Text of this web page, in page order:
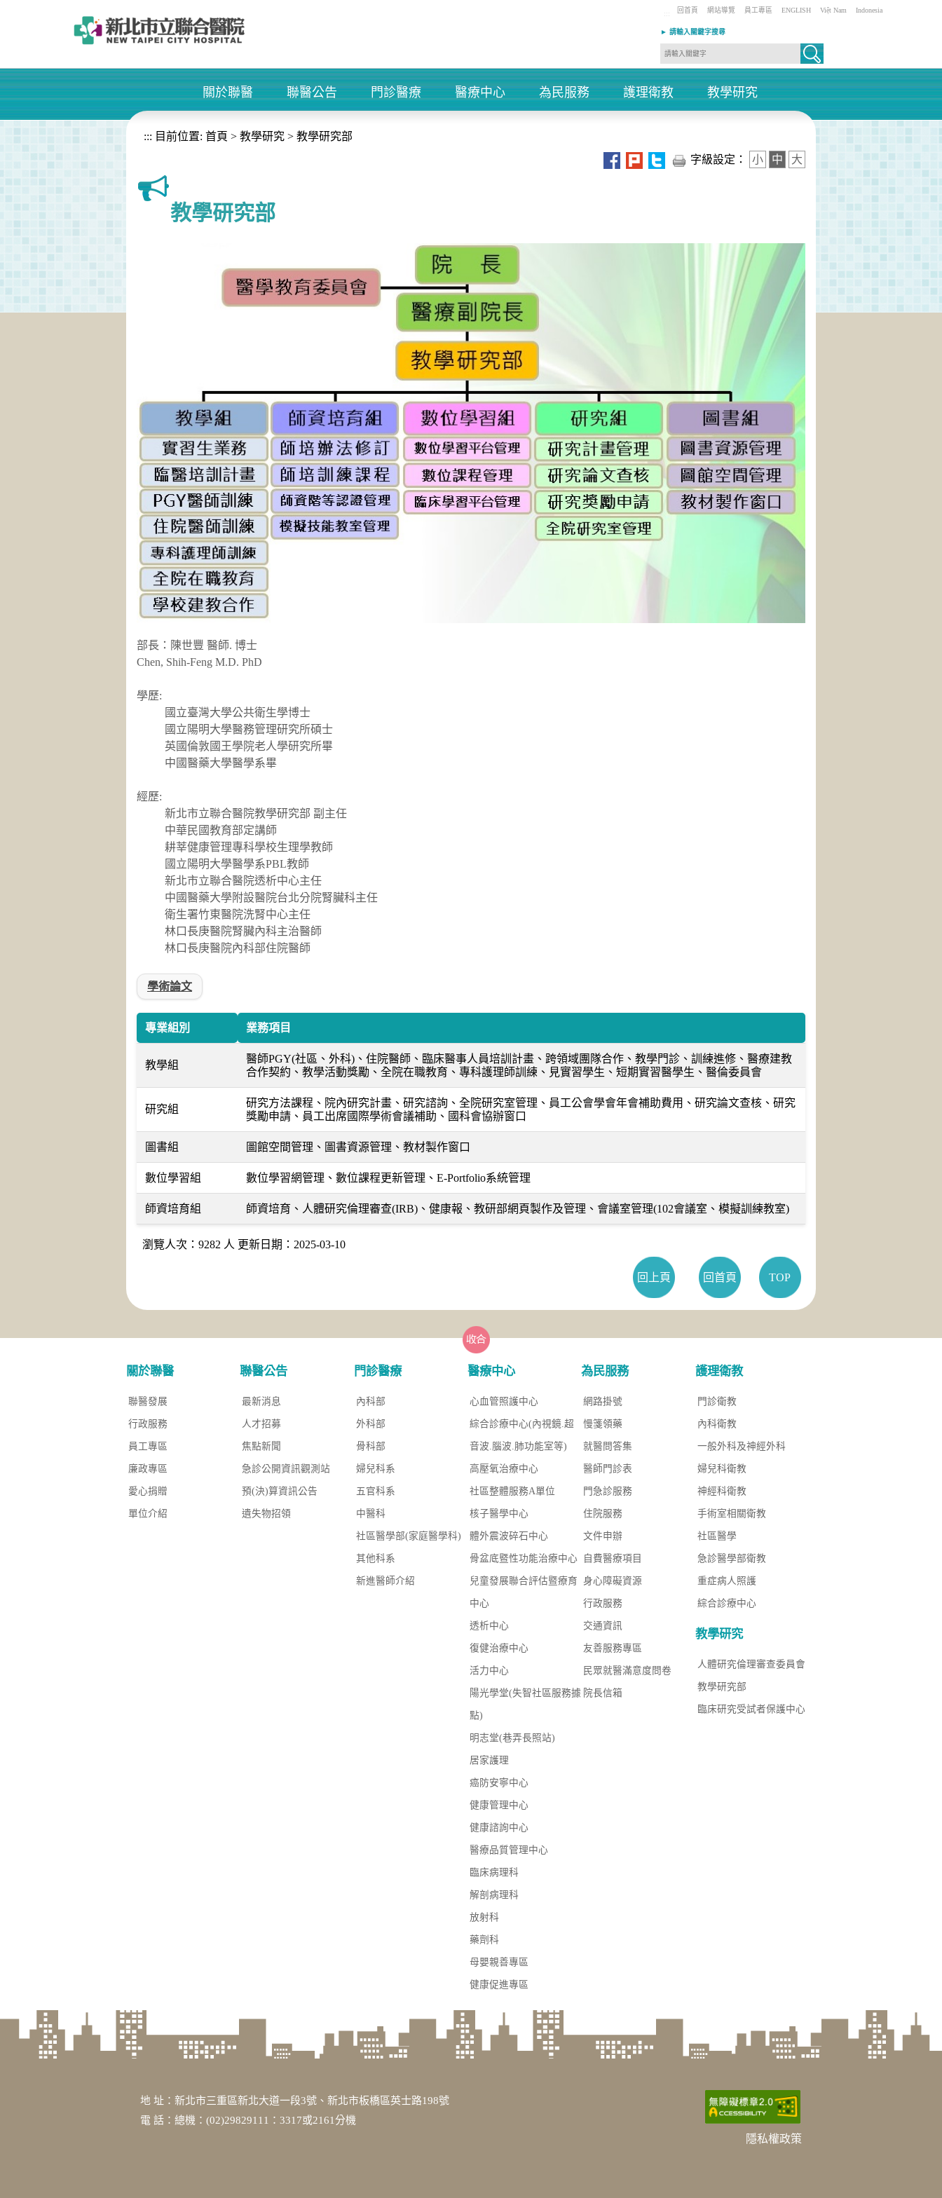
::: 回首頁 網站導覽 員工專區 ENGLISH Việt Nam Indonesia
► 請輸入關鍵字搜尋
+
關於聯醫
+
聯醫公告
+
門診醫療
+
醫療中心
+
為民服務
+
護理衛教
+
教學研究
::: 目前位置: 首頁 > 教學研究 > 教學研究部
字級設定：
小 中 大
教學研究部
部長：陳世豐 醫師. 博士
Chen, Shih-Feng M.D. PhD
學歷:
國立臺灣大學公共衛生學博士
國立陽明大學醫務管理研究所碩士
英國倫敦國王學院老人學研究所畢
中國醫藥大學醫學系畢
經歷:
新北市立聯合醫院教學研究部 副主任
中華民國教育部定講師
耕莘健康管理專科學校生理學教師
國立陽明大學醫學系PBL教師
新北市立聯合醫院透析中心主任
中國醫藥大學附設醫院台北分院腎臟科主任
衛生署竹東醫院洗腎中心主任
林口長庚醫院腎臟內科主治醫師
林口長庚醫院內科部住院醫師
學術論文
專業組別 業務項目
教學組
醫師PGY(社區、外科)、住院醫師、臨床醫事人員培訓計畫、跨領域團隊合作、教學門診、訓練進修、醫療建教
合作契約、教學活動獎勵、全院在職教育、專科護理師訓練、見實習學生、短期實習醫學生、醫倫委員會
研究組
研究方法課程、院內研究計畫、研究諮詢、全院研究室管理、員工公會學會年會補助費用、研究論文查核、研究
獎勵申請、員工出席國際學術會議補助、國科會協辦窗口
圖書組 圖館空間管理、圖書資源管理、教材製作窗口
數位學習組 數位學習網管理、數位課程更新管理、E-Portfolio系統管理
師資培育組 師資培育、人體研究倫理審查(IRB)、健康報、教研部網頁製作及管理、會議室管理(102會議室、模擬訓練教室)
瀏覽人次：9282 人 更新日期：2025-03-10
回上頁 回首頁 TOP
關於聯醫
聯醫發展
行政服務
員工專區
廉政專區
愛心捐贈
單位介紹
聯醫公告
最新消息
人才招募
焦點新聞
急診公開資訊觀測站
預(決)算資訊公告
遺失物招領
門診醫療
內科部
外科部
骨科部
婦兒科系
五官科系
中醫科
社區醫學部(家庭醫學科)
其他科系
新進醫師介紹
醫療中心
心血管照護中心
綜合診療中心(內視鏡.超
音波.腦波.肺功能室等)
高壓氧治療中心
社區整體服務A單位
核子醫學中心
體外震波碎石中心
骨盆底暨性功能治療中心
兒童發展聯合評估暨療育
中心
透析中心
復健治療中心
活力中心
陽光學堂(失智社區服務據
點)
明志堂(巷弄長照站)
居家護理
癌防安寧中心
健康管理中心
健康諮詢中心
醫療品質管理中心
臨床病理科
解剖病理科
放射科
藥劑科
母嬰親善專區
健康促進專區
為民服務
網路掛號
慢箋領藥
就醫問答集
醫師門診表
門急診服務
住院服務
文件申辦
自費醫療項目
身心障礙資源
行政服務
交通資訊
友善服務專區
民眾就醫滿意度問卷
院長信箱
護理衛教
門診衛教
內科衛教
一般外科及神經外科
婦兒科衛教
神經科衛教
手術室相關衛教
社區醫學
急診醫學部衛教
重症病人照護
綜合診療中心
教學研究
人體研究倫理審查委員會
教學研究部
臨床研究受試者保護中心
隱私權政策
地 址：新北市三重區新北大道一段3號、新北市板橋區英士路198號
電 話：總機：(02)29829111：3317或2161分機